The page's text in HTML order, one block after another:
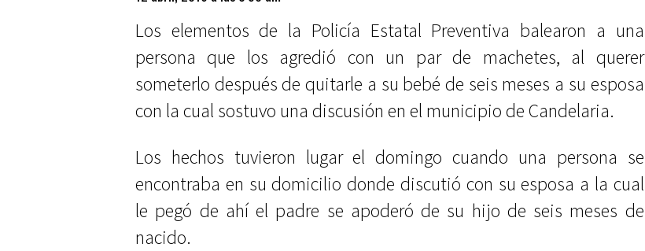
Los elementos de la Policía Estatal Preventiva balearon a una
persona que los agredió con un par de machetes, al querer
someterlo después de quitarle a su bebé de seis meses a su esposa
con la cual sostuvo una discusión en el municipio de Candelaria.
Los hechos tuvieron lugar el domingo cuando una persona se
encontraba en su domicilio donde discutió con su esposa a la cual
le pegó de ahí el padre se apoderó de su hijo de seis meses de
nacido.